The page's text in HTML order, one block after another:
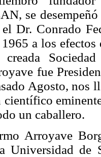
se
Dr. Conrado
a los efectos
fue
Agosto, nos
científico
un caballero.
Arroyave
Universidad de